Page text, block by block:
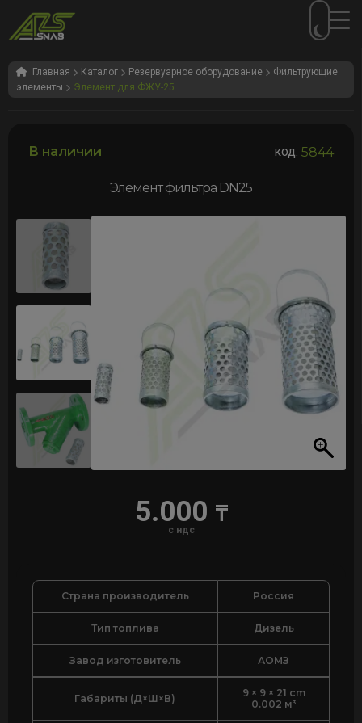
Перейти
Перейти
Главная Каталог Резервуарное оборудование
Фильтрующие
элементы
Элемент для ФЖУ-25
В наличии код: 5844
Элемент фильтра DN25
5.000 ₸
с ндс
Страна производитель Россия
Тип топлива Дизель
Завод изготовитель АОМЗ
Габариты (Д×Ш×В)
9 × 9 × 21 cm
0.002 м³